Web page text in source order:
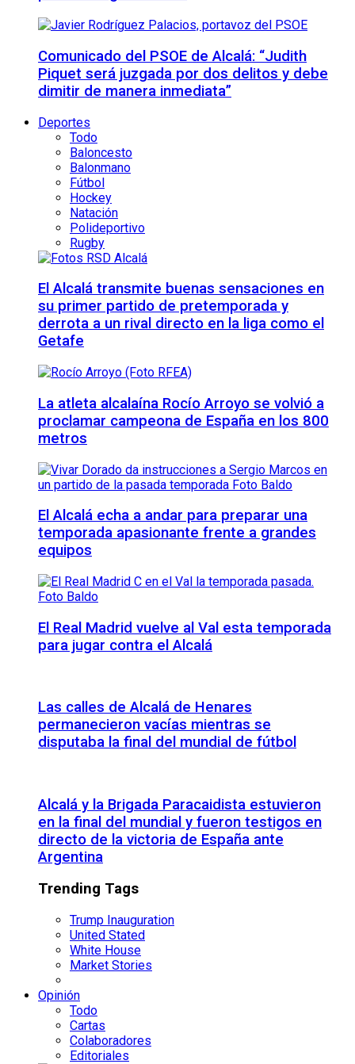
Comunicado del PSOE de Alcalá: “Judith
Piquet será juzgada por dos delitos y debe
dimitir de manera inmediata”
Deportes
Todo
Baloncesto
Balonmano
Fútbol
Hockey
Natación
Polideportivo
Rugby
El Alcalá transmite buenas sensaciones en
su primer partido de pretemporada y
derrota a un rival directo en la liga como el
Getafe
La atleta alcalaína Rocío Arroyo se volvió a
proclamar campeona de España en los 800
metros
El Alcalá echa a andar para preparar una
temporada apasionante frente a grandes
equipos
El Real Madrid vuelve al Val esta temporada
para jugar contra el Alcalá
Las calles de Alcalá de Henares
permanecieron vacías mientras se
disputaba la final del mundial de fútbol
Alcalá y la Brigada Paracaidista estuvieron
en la final del mundial y fueron testigos en
directo de la victoria de España ante
Argentina
Trending Tags
Trump Inauguration
United Stated
White House
Market Stories
Opinión
Todo
Cartas
Colaboradores
Editoriales